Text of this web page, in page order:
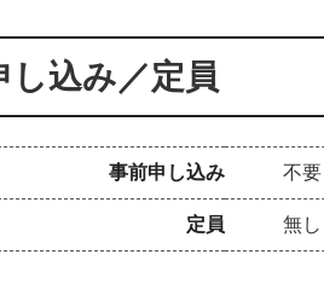
し込み／定員
事前申し込み 不要
定員 無し